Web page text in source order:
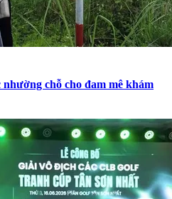
chỗ cho đam mê khám